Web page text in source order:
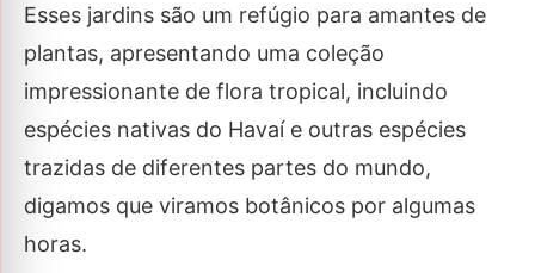
Esses jardins são um refúgio para amantes de
plantas, apresentando uma coleção
impressionante de flora tropical, incluindo
espécies nativas do Havaí e outras espécies
trazidas de diferentes partes do mundo,
digamos que viramos botânicos por algumas
horas.